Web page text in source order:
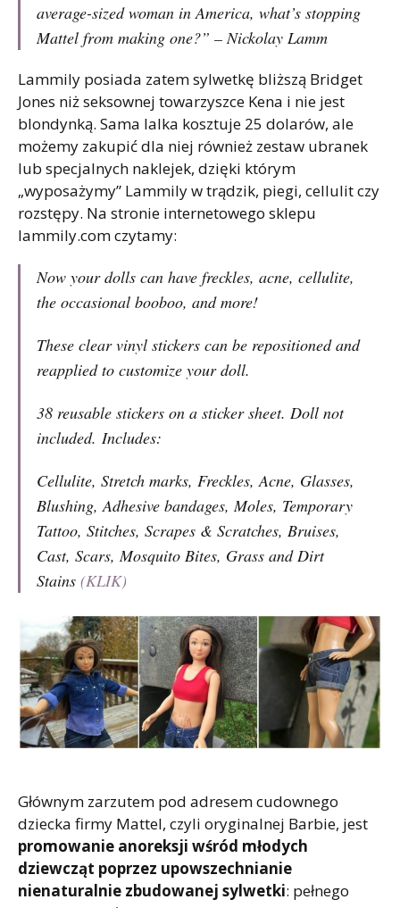
average-sized woman in America, what’s stopping
Mattel from making one?” – Nickolay Lamm
Lammily posiada zatem sylwetkę bliższą Bridget
Jones niż seksownej towarzyszce Kena i nie jest
blondynką. Sama lalka kosztuje 25 dolarów, ale
możemy zakupić dla niej również zestaw ubranek
lub specjalnych naklejek, dzięki którym
„wyposażymy” Lammily w trądzik, piegi, cellulit czy
rozstępy. Na stronie internetowego sklepu
lammily.com czytamy:
Now your dolls can have freckles, acne, cellulite,
the occasional booboo, and more!
These clear vinyl stickers can be repositioned and
reapplied to customize your doll.
38 reusable stickers on a sticker sheet. Doll not
included. Includes:
Cellulite, Stretch marks, Freckles, Acne, Glasses,
Blushing, Adhesive bandages, Moles, Temporary
Tattoo, Stitches, Scrapes & Scratches, Bruises,
Cast, Scars, Mosquito Bites, Grass and Dirt
Stains (KLIK)
Głównym zarzutem pod adresem cudownego
dziecka firmy Mattel, czyli oryginalnej Barbie, jest
promowanie anoreksji wśród młodych
dziewcząt poprzez upowszechnianie
nienaturalnie zbudowanej sylwetki: pełnego